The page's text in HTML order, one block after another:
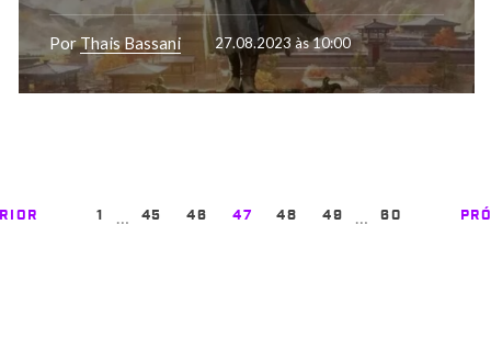
PorThais Bassani 27.08.2023 às 10:00
1 … 45 46 47 48 49 … 60